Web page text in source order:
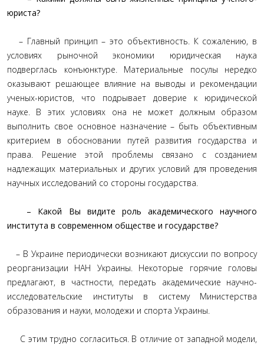
юриста?
– Главный принцип – это объективность. К сожалению, в
условиях рыночной экономики юридическая наука
подверглась конъюнктуре. Материальные посулы нередко
оказывают решающее влияние на выводы и рекомендации
ученых-юристов, что подрывает доверие к юридической
науке. В этих условиях она не может должным образом
выполнить свое основное назначение – быть объективным
критерием в обосновании путей развития государства и
права. Решение этой проблемы связано с созданием
надлежащих материальных и других условий для проведения
научных исследований со стороны государства.
– Какой Вы видите роль академического научного
института в современном обществе и государстве?
– В Украине периодически возникают дискуссии по вопросу
реорганизации НАН Украины. Некоторые горячие головы
предлагают, в частности, передать академические научно-
исследовательские институты в систему Министерства
образования и науки, молодежи и спорта Украины.
С этим трудно согласиться. В отличие от западной модели,